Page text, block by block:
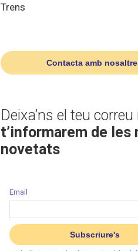
Trens
Contacta amb
Deixa’ns el teu correu
t’informarem de les
novetats